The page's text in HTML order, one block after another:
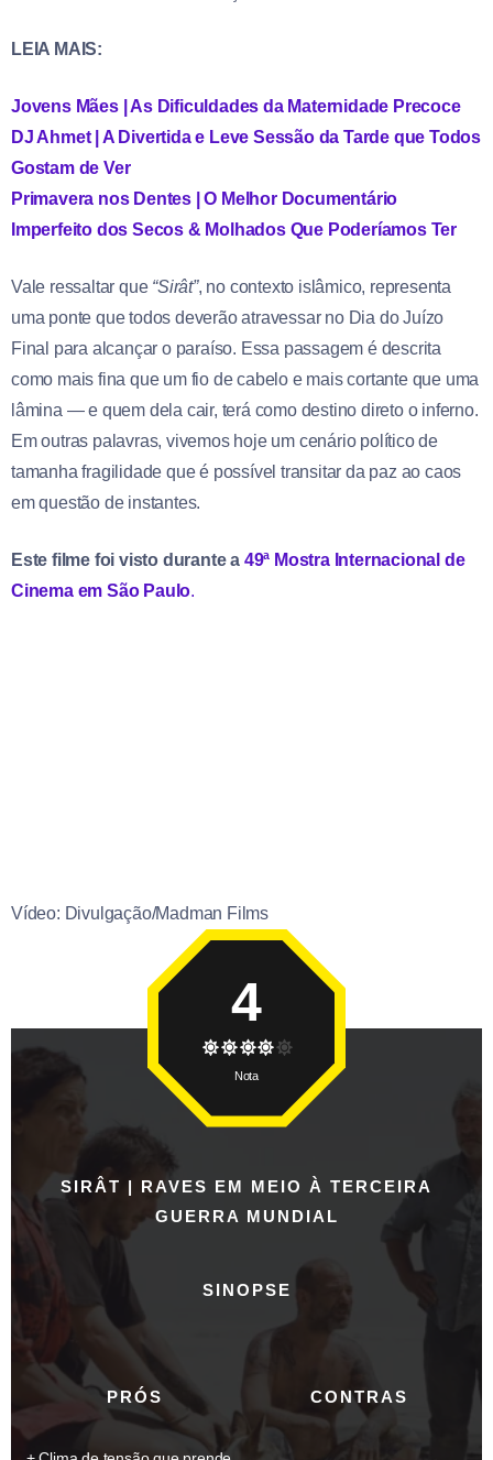
LEIA MAIS:
Jovens Mães | As Dificuldades da Maternidade Precoce
DJ Ahmet | A Divertida e Leve Sessão da Tarde que Todos
Gostam de Ver
Primavera nos Dentes | O Melhor Documentário
Imperfeito dos Secos & Molhados Que Poderíamos Ter
Vale ressaltar que“Sirât”, no contexto islâmico, representa
uma ponte que todos deverão atravessar no Dia do Juízo
Final para alcançar o paraíso. Essa passagem é descrita
como mais fina que um fio de cabelo e mais cortante que uma
lâmina — e quem dela cair, terá como destino direto o inferno.
Em outras palavras, vivemos hoje um cenário político de
tamanha fragilidade que é possível transitar da paz ao caos
em questão de instantes.
Este filme foi visto durante a 49ª Mostra Internacional de
Cinema em São Paulo.
Vídeo: Divulgação/Madman Films
SIRÂT | RAVES EM MEIO À TERCEIRA
GUERRA MUNDIAL
SINOPSE
PRÓS CONTRAS
4
Nota